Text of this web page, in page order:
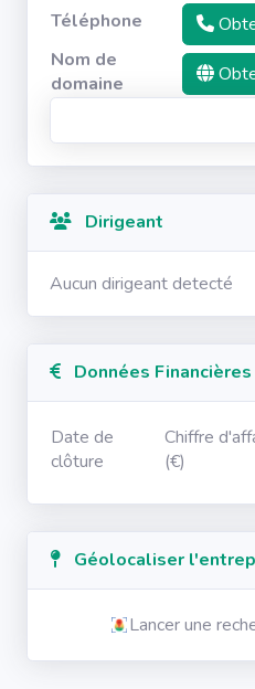
Téléphone
Nom de
domaine
Dirigeant
Aucun dirigeant detecté
Données Financières
Date de
clôture
Chiffre
(€)
Géolocaliser
Lancer une